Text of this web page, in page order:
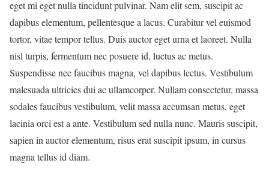
eget mi eget nulla tincidunt pulvinar. Nam elit sem, suscipit ac
dapibus elementum, pellentesque a lacus. Curabitur vel euismod
tortor, vitae tempor tellus. Duis auctor eget urna et laoreet. Nulla
nisl turpis, fermentum nec posuere id, luctus ac metus.
Suspendisse nec faucibus magna, vel dapibus lectus. Vestibulum
malesuada ultricies dui ac ullamcorper. Nullam consectetur, massa
sodales faucibus vestibulum, velit massa accumsan metus, eget
lacinia orci est a ante. Vestibulum sed nulla nunc. Mauris suscipit,
sapien in auctor elementum, risus erat suscipit ipsum, in cursus
magna tellus id diam.